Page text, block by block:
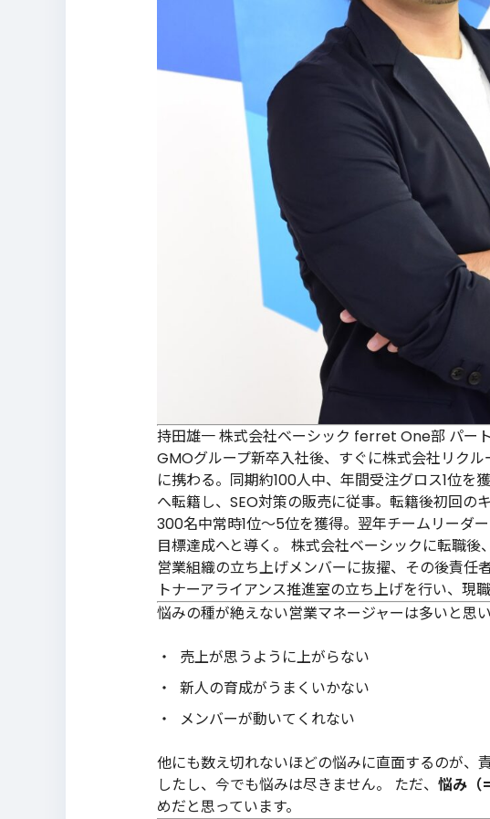
持田雄一 株式会社ベーシック ferret One部 パー
GMOグループ新卒入社後、すぐに株式会社リク
に携わる。同期約100人中、年間受注グロス1位
へ転籍し、SEO対策の販売に従事。転籍後初回の
300名中常時1位〜5位を獲得。翌年チームリーダ
目標達成へと導く。 株式会社ベーシックに転職
営業組織の立ち上げメンバーに抜擢、その後責任
トナーアライアンス推進室の立ち上げを行い、現職
悩みの種が絶えない営業マネージャーは多いと思い
売上が思うように上がらない
新人の育成がうまくいかない
メンバーが動いてくれない
他にも数え切れないほどの悩みに直面するのが、
したし、今でも悩みは尽きません。 ただ、 悩み（
めだと思っています。